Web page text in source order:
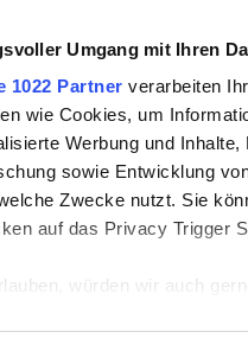
Umgang mit Ihren
1022 Partner verarbeiten
wie Cookies, um
Werbung und
sowie Entwicklung
Zwecke nutzt. Sie
auf das Privacy Trigger
würden wir auch
-Politik-
man auf